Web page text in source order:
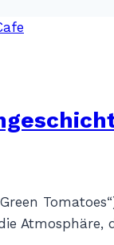
Atmosphäre,